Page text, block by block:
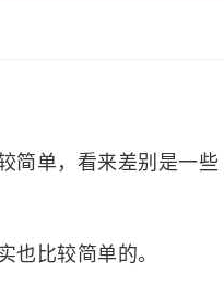
简单，看来差别是一些
也比较简单的。